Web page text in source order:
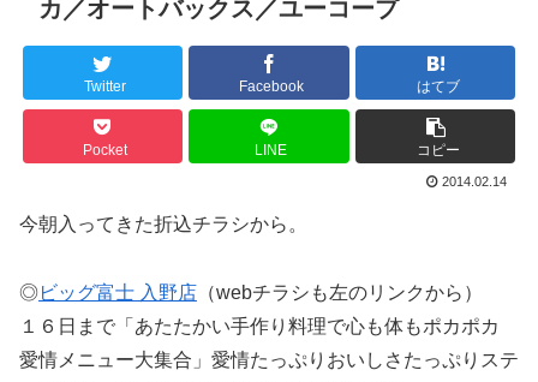
カ／オートバックス／ユーコープ
Twitter Facebook はてブ
Pocket LINE コピー
2014.02.14
今朝入ってきた折込チラシから。
◎ビッグ富士 入野店 （webチラシも左のリンクから）
１６日まで「あたたかい手作り料理で心も体もポカポカ
愛情メニュー大集合」愛情たっぷりおいしさたっぷりステ